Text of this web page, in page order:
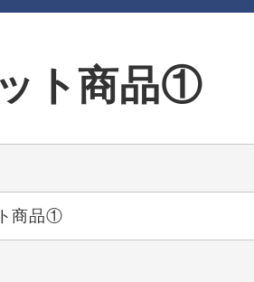
ト商品①
商品①